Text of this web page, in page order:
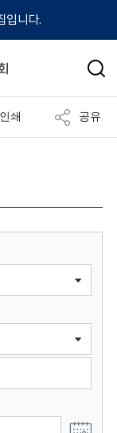
입니다.
검
인쇄 공유